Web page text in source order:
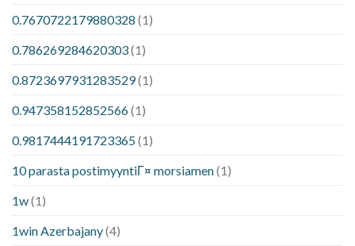
0.7670722179880328 (1)
0.786269284620303(1)
0.8723697931283529(1)
0.947358152852566(1)
0.9817444191723365(1)
10 parasta postimyyntiГ¤ morsiamen(1)
1w(1)
1win Azerbajany(4)